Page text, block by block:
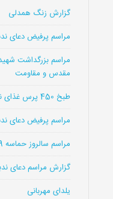
گزارش زنگ همدلی
مراسم پرفیض دعای
مراسم بزرگداشت
مقدس و مقاومت
طبخ 450 پرس غذای نذری ( چلو جوجه )
مراسم پرفیض دعای
مراسم سالروز حماسه 9 دی
گزارش مراسم دعای ندبه 12
یلدای مهربانی